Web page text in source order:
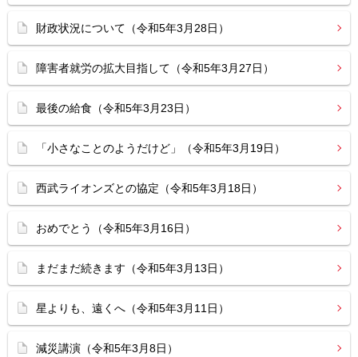
財政状況について（令和5年3月28日）
障害者就労の拡大目指して（令和5年3月27日）
最後の給食（令和5年3月23日）
「小さなことのようだけど」（令和5年3月19日）
西武ライオンズとの協定（令和5年3月18日）
おめでとう（令和5年3月16日）
まだまだ続きます（令和5年3月13日）
星よりも、遠くへ（令和5年3月11日）
減災講演（令和5年3月8日）